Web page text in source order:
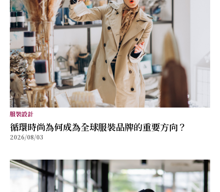
服裝設計
循環時尚為何成為全球服裝品牌的重要方向？
2026/08/03